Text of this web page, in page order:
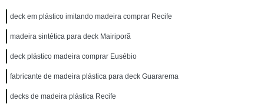
deck em plástico imitando madeira comprar Recife
madeira sintética para deck Mairiporã
deck plástico madeira comprar Eusébio
fabricante de madeira plástica para deck Guararema
decks de madeira plástica Recife